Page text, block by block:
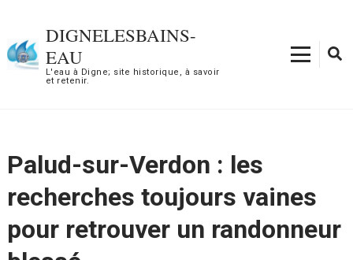
contenu
(Pressez
DIGNELESBAINS-
EAU
L'eau à Digne; site historique, à savoir
et retenir.
Palud-sur-Verdon : les
recherches toujours vaines
pour retrouver un randonneur